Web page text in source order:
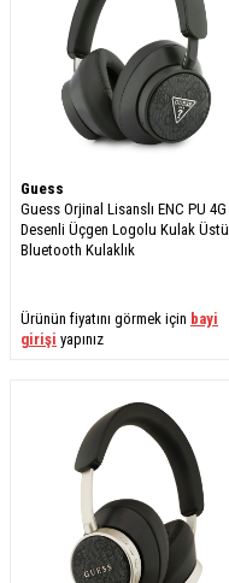
Guess
Guess Orjinal Lisanslı ENC PU 4G
Desenli Üçgen Logolu Kulak Üstü
Bluetooth Kulaklık
Ürünün fiyatını görmek için bayi
girişi yapınız